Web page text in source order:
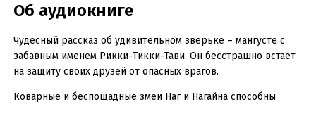
Об аудиокниге
Чудесный рассказ об удивительном зверьке – мангусте с
забавным именем Рикки-Тикки-Тави. Он бесстрашно встает
на защиту своих друзей от опасных врагов.
Коварные и беспощадные змеи Наг и Нагайна способны